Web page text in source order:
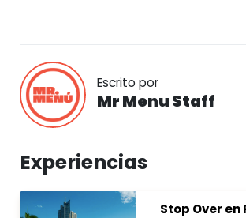
Escrito por
Mr Menu Staff
Experiencias
Stop Over en